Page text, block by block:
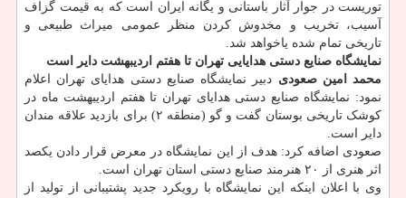
توریست در جوار آثار باستانی و یگانه ایران است که به قیمت گزاف
آسیب، تخریب و مخدوش کردن منظر عمومی میراث طبیعی و
تاریخی تمام شده یاخواهد شد.
نمایشگاه صنایع دستی هدایایی تهران تا هفتم اردیبهشت دایر است
محمد امین صعودی دبیر نمایشگاه صنایع دستی هدایای تهران اعلام
نمود: نمایشگاه صنایع دستی هدایای تهران تا هفتم اردیبهشت ماه در
کوشک تاریخی بوستان گفت و گو (منطقه ۲) برای بازدید علاقه مندان
دایر است.
صعودی اضافه کرد: هدف از این نمایشگاه در معرض قرار دادن یکصد
اثر هنری از ۲۰ هنرمند صنایع دستی استان تهران است.
وی با اعلان اینکه این نمایشگاه با رویکرد جدید پشتیبانی از تولید از